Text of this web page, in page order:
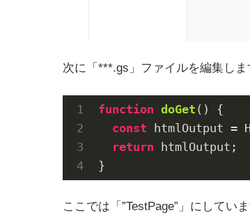
次に「***.gs」ファイルを編集しま
function doGet ( ) {
const htmlOutput =
return htmlOutput;
}
ここでは「”TestPage”」にしてい